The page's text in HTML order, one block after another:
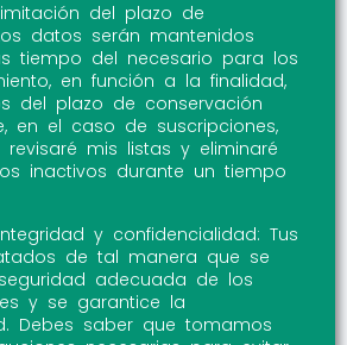
del plazo de
datos serán mantenidos
tiempo del necesario para los
en función a la finalidad,
del plazo de conservación
en el caso de suscripciones,
revisaré mis listas y eliminaré
inactivos durante un tiempo
y confidencialidad: Tus
de tal manera que se
adecuada de los
y se garantice la
Debes saber que tomamos